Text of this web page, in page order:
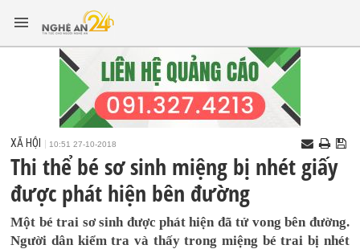
XÃ HỘI 10:51 27-10-2018
Thi thể bé sơ sinh miệng bị nhét giấy
được phát hiện bên đường
Một bé trai sơ sinh được phát hiện đã tử vong bên đường.
Người dân kiểm tra và thấy trong miệng bé trai bị nhét